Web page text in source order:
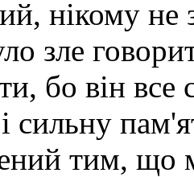
нікому не
зле
бо він все
сильну
тим, що